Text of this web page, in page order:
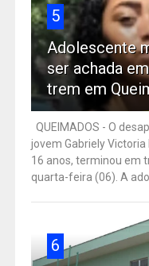
5
Adolescente
ser achada
trem em
QUEIMADOS - O
jovem Gabriely
16 anos, terminou em
quarta-feira (06). A
6